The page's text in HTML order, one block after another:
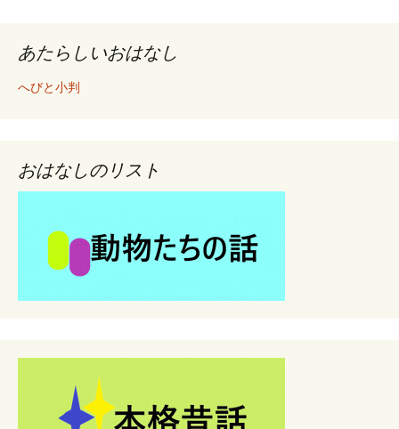
稿
ビ
ー
シ
あたらしいおはなし
へびと小判
おはなしのリスト